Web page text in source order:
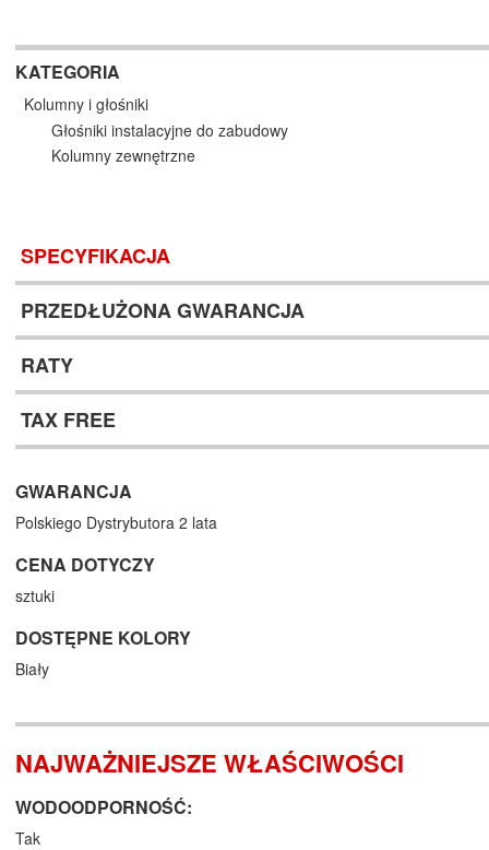
KATEGORIA
Kolumny i głośniki
Głośniki instalacyjne do zabudowy
Kolumny zewnętrzne
SPECYFIKACJA
PRZEDŁUŻONA GWARANCJA
RATY
TAX FREE
GWARANCJA
Polskiego Dystrybutora 2 lata
CENA DOTYCZY
sztuki
DOSTĘPNE KOLORY
Biały
NAJWAŻNIEJSZE WŁAŚCIWOŚCI
WODOODPORNOŚĆ:
Tak